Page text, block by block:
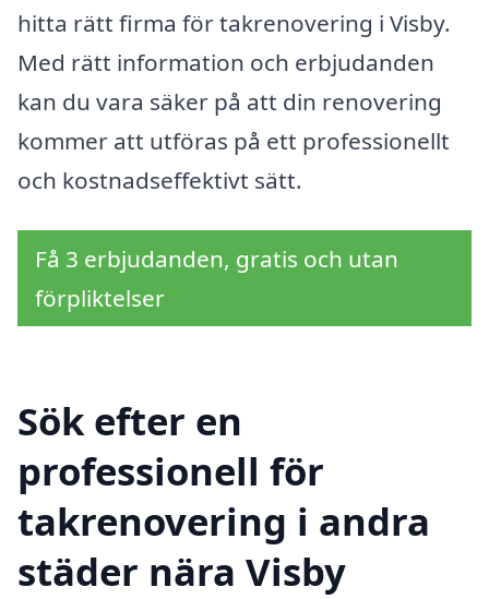
hitta rätt firma för takrenovering i Visby.
Med rätt information och erbjudanden
kan du vara säker på att din renovering
kommer att utföras på ett professionellt
och kostnadseffektivt sätt.
Få 3 erbjudanden, gratis och utan
förpliktelser
Sök efter en
professionell för
takrenovering i andra
städer nära Visby